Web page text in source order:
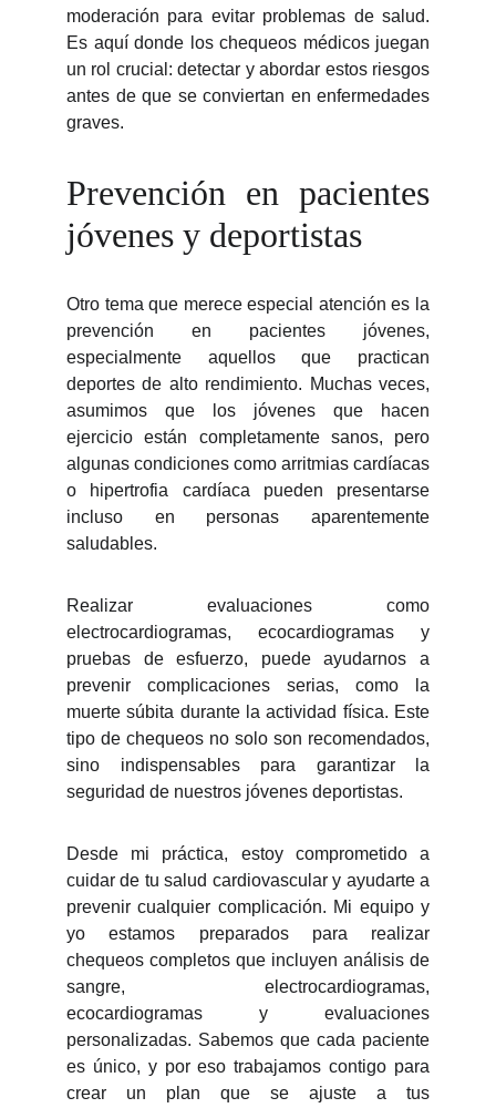
moderación para evitar problemas de salud.
Es aquí donde los chequeos médicos juegan
un rol crucial: detectar y abordar estos riesgos
antes de que se conviertan en enfermedades
graves.
Prevención en pacientes
jóvenes y deportistas
Otro tema que merece especial atención es la
prevención en pacientes jóvenes,
especialmente aquellos que practican
deportes de alto rendimiento. Muchas veces,
asumimos que los jóvenes que hacen
ejercicio están completamente sanos, pero
algunas condiciones como arritmias cardíacas
o hipertrofia cardíaca pueden presentarse
incluso en personas aparentemente
saludables.
Realizar evaluaciones como
electrocardiogramas, ecocardiogramas y
pruebas de esfuerzo, puede ayudarnos a
prevenir complicaciones serias, como la
muerte súbita durante la actividad física. Este
tipo de chequeos no solo son recomendados,
sino indispensables para garantizar la
seguridad de nuestros jóvenes deportistas.
Desde mi práctica, estoy comprometido a
cuidar de tu salud cardiovascular y ayudarte a
prevenir cualquier complicación. Mi equipo y
yo estamos preparados para realizar
chequeos completos que incluyen análisis de
sangre, electrocardiogramas,
ecocardiogramas y evaluaciones
personalizadas. Sabemos que cada paciente
es único, y por eso trabajamos contigo para
crear un plan que se ajuste a tus